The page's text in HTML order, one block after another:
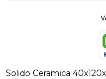
Solido Ceramica